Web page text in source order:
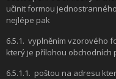
učinit formou
nejlépe pak
6.5.1. vyplněním vzorového
který je přílohou obchodních
6.5.1.1. poštou na adresu